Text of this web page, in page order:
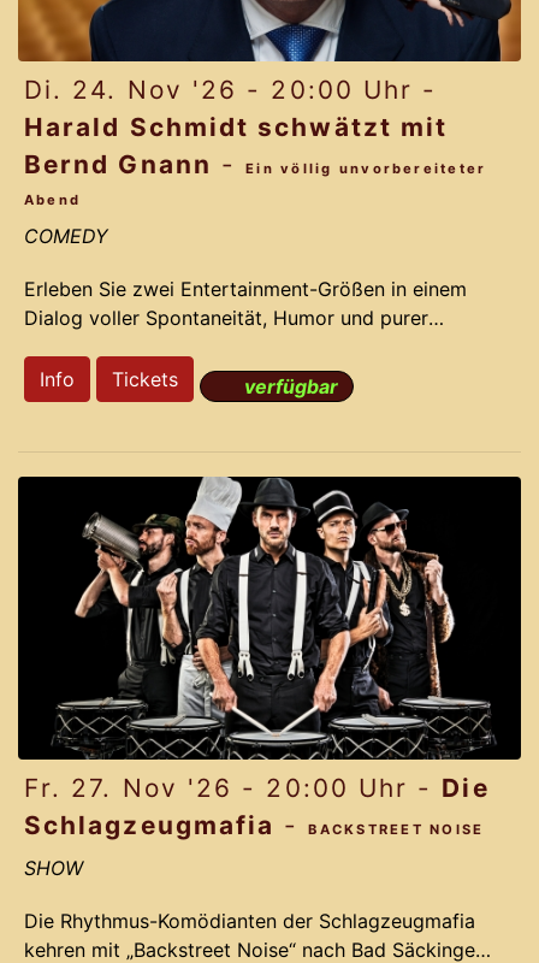
Di. 24. Nov '26 - 20:00 Uhr -
Harald Schmidt schwätzt mit
Bernd Gnann -Ein völlig unvorbereiteter
Abend
COMEDY
Erleben Sie zwei Entertainment-Größen in einem
Dialog voller Spontaneität, Humor und purer
Schmidt und Bernd Gnann im Gloria-Theater Bad
Säckingen aufeinander – ohne Skript, ohne
Begegnung genau das, was der Name ankündigt:
Ein offenes Gespräch ohne festgelegten Ablauf
oder dramaturgische Vorgaben. Der Reiz des
Abends liegt im freien Austausch, in spontanen
Beobachtungen
Info Tickets verfügbar
Fr. 27. Nov '26 - 20:00 Uhr - Die
Schlagzeugmafia -BACKSTREET NOISE
SHOW
Die Rhythmus-Komödianten der Schlagzeugmafia
kehren mit „Backstreet Noise“ nach Bad Säckingen